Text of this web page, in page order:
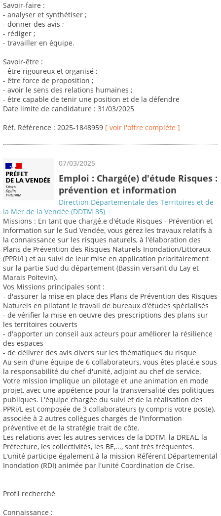
Savoir-faire :
- analyser et synthétiser ;
- donner des avis ;
- rédiger ;
- travailler en équipe.
Savoir-être :
- être rigoureux et organisé ;
- être force de proposition ;
- avoir le sens des relations humaines ;
- être capable de tenir une position et de la défendre
Date limite de candidature : 31/03/2025
Réf. Référence : 2025-1848959 [ voir l'offre complète ]
07/03/2025
Emploi : Chargé(e) d'étude Risques :
prévention et information
Direction Départementale des Territoires et de
la Mer de la Vendée (DDTM 85)
Missions : En tant que chargé.e d'étude Risques - Prévention et
Information sur le Sud Vendée, vous gérez les travaux relatifs à
la connaissance sur les risques naturels, à l'élaboration des
Plans de Prévention des Risques Naturels Inondation/Littoraux
(PPRI/L) et au suivi de leur mise en application prioritairement
sur la partie Sud du département (Bassin versant du Lay et
Marais Poitevin).
Vos Missions principales sont :
- d'assurer la mise en place des Plans de Prévention des Risques
Naturels en pilotant le travail de bureaux d'études spécialisés
- de vérifier la mise en oeuvre des prescriptions des plans sur
les territoires couverts
- d'apporter un conseil aux acteurs pour améliorer la résilience
des espaces
- de délivrer des avis divers sur les thématiques du risque
Au sein d'une équipe de 6 collaborateurs, vous êtes placé.e sous
la responsabilité du chef d'unité, adjoint au chef de service.
Votre mission implique un pilotage et une animation en mode
projet, avec une appétence pour la transversalité des politiques
publiques. L'équipe chargée du suivi et de la réalisation des
PPRi/L est composée de 3 collaborateurs (y compris votre poste),
associée à 2 autres collègues chargés de l'information
préventive et de la stratégie trait de côte.
Les relations avec les autres services de la DDTM, la DREAL, la
Préfecture, les collectivités, les BE,..., sont très fréquentes.
L'unité participe également à la mission Référent Départemental
Inondation (RDI) animée par l'unité Coordination de Crise.
Profil recherché
Connaissance :